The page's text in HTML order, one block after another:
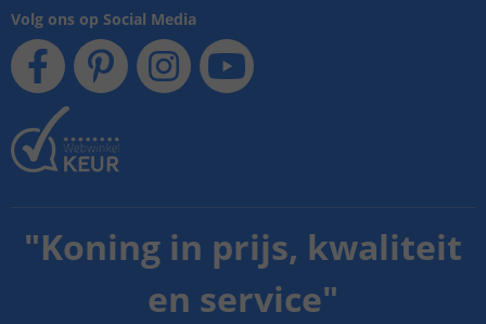
Volg ons op Social Media
"Koning in prijs, kwaliteit
en service"